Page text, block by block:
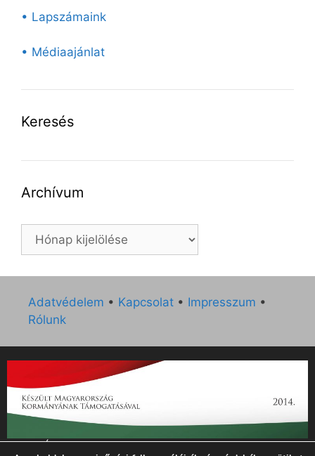
• Lapszámaink
• Médiaajánlat
Keresés
Archívum
Archívum
Adatvédelem • Kapcsolat • Impresszum •
Rólunk
„Az Új Ember katolikus hetilap 2014. évi működésének